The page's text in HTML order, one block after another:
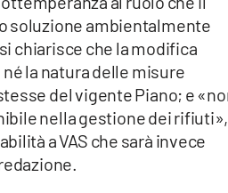
soluzione ambientalmente
chiarisce che la modifica
la natura delle misure
del vigente Piano; e
nella gestione dei rifiuti»,
a VAS che sarà invece